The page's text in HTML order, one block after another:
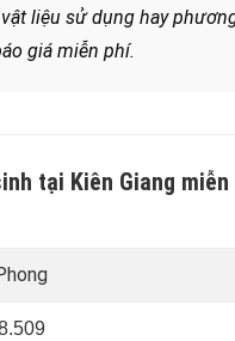
liệu sử dụng hay
giá miễn phí.
tại Kiên Giang miễn